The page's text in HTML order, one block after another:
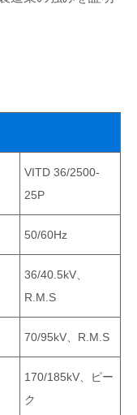
VITD 36/2500-
25P
50/60Hz
36/40.5kV、
R.m.s
70/95kV、r.m.s
170/185kV、ピー
ク